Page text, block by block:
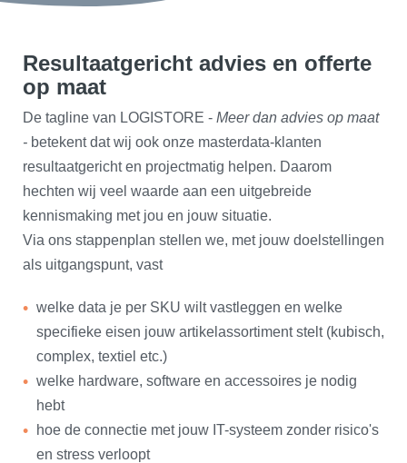
Resultaatgericht advies en offerte
op maat
De tagline van LOGISTORE - Meer dan advies op maat
- betekent dat wij ook onze masterdata-klanten
resultaatgericht en projectmatig helpen. Daarom
hechten wij veel waarde aan een uitgebreide
kennismaking met jou en jouw situatie.
Via ons stappenplan stellen we, met jouw doelstellingen
als uitgangspunt, vast
welke data je per SKU wilt vastleggen en welke
specifieke eisen jouw artikelassortiment stelt (kubisch,
complex, textiel etc.)
welke hardware, software en accessoires je nodig
hebt
hoe de connectie met jouw IT-systeem zonder risico's
en stress verloopt